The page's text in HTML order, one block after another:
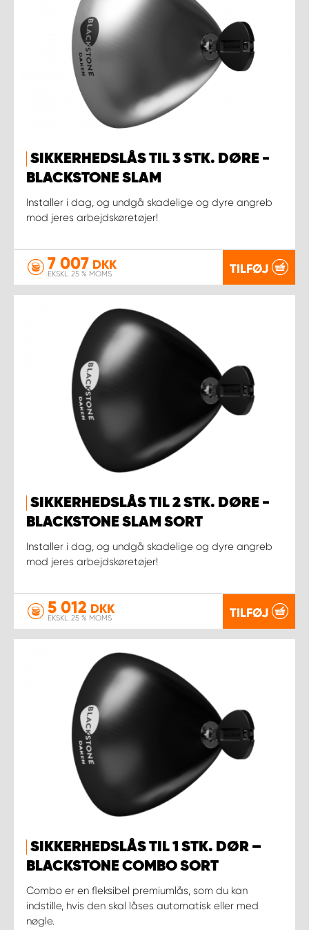
SIKKERHEDSLÅS TIL 3 STK. DØRE -
BLACKSTONE SLAM
Installer i dag, og undgå skadelige og dyre angreb
mod jeres arbejdskøretøjer!
7 007 DKK
EKSKL. 25 % MOMS TILFØJ
SIKKERHEDSLÅS TIL 2 STK. DØRE -
BLACKSTONE SLAM SORT
Installer i dag, og undgå skadelige og dyre angreb
mod jeres arbejdskøretøjer!
5 012 DKK
EKSKL. 25 % MOMS TILFØJ
SIKKERHEDSLÅS TIL 1 STK. DØR –
BLACKSTONE COMBO SORT
Combo er en fleksibel premiumlås, som du kan
indstille, hvis den skal låses automatisk eller med
nøgle.